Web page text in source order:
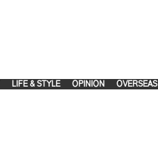
OVERSEAS
OPINION
LIFE & STYLE . .